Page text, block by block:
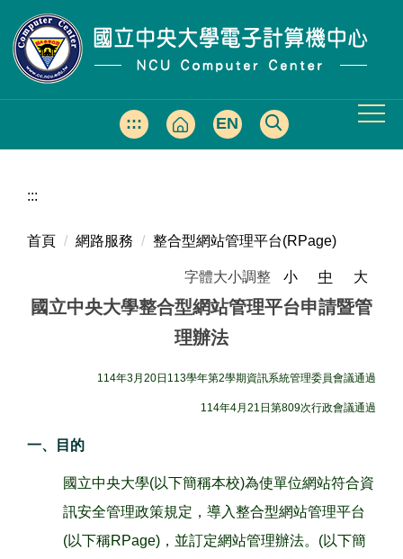
到
主
內
::: EN
:::
首頁 網路服務 整合型網站管理平台(RPage)
字體大小調整 小 中 大
國立中央大學整合型網站管理平台申請暨管
理辦法
114年3月20日113學年第2學期資訊系統管理委員會議通過
114年4月21日第809次行政會議通過
一、目的
國立中央大學(以下簡稱本校)為使單位網站符合資
訊安全管理政策規定，導入整合型網站管理平台
(以下稱RPage)，並訂定網站管理辦法。(以下簡